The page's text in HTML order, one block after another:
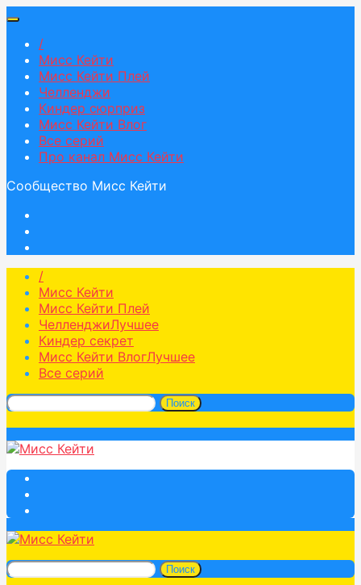
/
Мисс Кейти
Мисс Кейти Плей
Челленджи
Киндер сюрприз
Мисс Кейти Влог
Все серий
Про канал Мисс Кейти
Сообщество Мисс Кейти
/
Мисс Кейти
Мисс Кейти Плей
ЧелленджиЛучшее
Киндер секрет
Мисс Кейти ВлогЛучшее
Все серий
Поиск
Поиск